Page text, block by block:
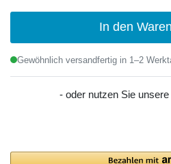
In den
Gewöhnlich versandfertig in 1–2
- oder nutzen Sie